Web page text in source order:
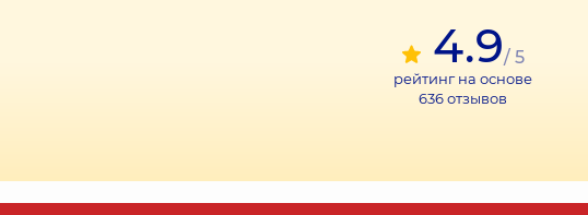
4.9/ 5
рейтинг на основе
636отзывов